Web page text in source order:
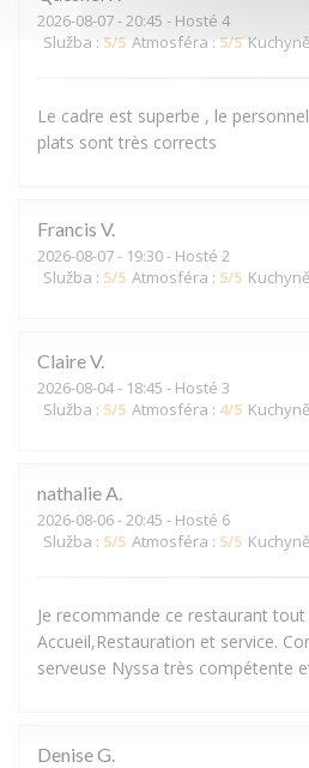
2026-08-07- 20:45 - Hosté 4
Služba : 5/5 Atmosféra : 5/5 Kuchyně
Le cadre est superbe , le
plats sont très corrects
Francis V
2026-08-07- 19:30 - Hosté 2
Služba : 5/5 Atmosféra : 5/5 Kuchyně
ClaireV
2026-08-04- 18:45 - Hosté 3
Služba : 5/5 Atmosféra : 4/5 Kuchyně
nathalie A
2026-08-06- 20:45 - Hosté 6
Služba : 5/5 Atmosféra : 5/5 Kuchyně
Je recommande ce restaurant
Accueil,Restauration et service.
serveuse Nyssa très compétente
DeniseG